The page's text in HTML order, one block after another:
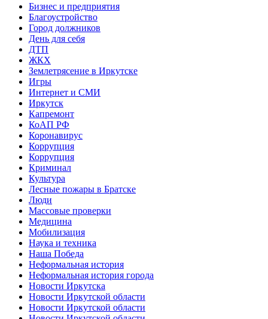
Бизнес и предприятия
Благоустройство
Город должников
День для себя
ДТП
ЖКХ
Землетрясение в Иркутске
Игры
Интернет и СМИ
Иркутск
Капремонт
КоАП РФ
Коронавирус
Коррупция
Коррупция
Криминал
Культура
Лесные пожары в Братске
Люди
Массовые проверки
Медицина
Мобилизация
Наука и техника
Наша Победа
Неформальная история
Неформальная история города
Новости Иркутска
Новости Иркутской области
Новости Иркутской области